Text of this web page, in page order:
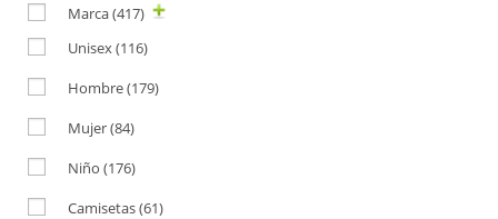
Marca(417)
Unisex (116)
Hombre(179)
Mujer(84)
Niño (176)
Camisetas(61)